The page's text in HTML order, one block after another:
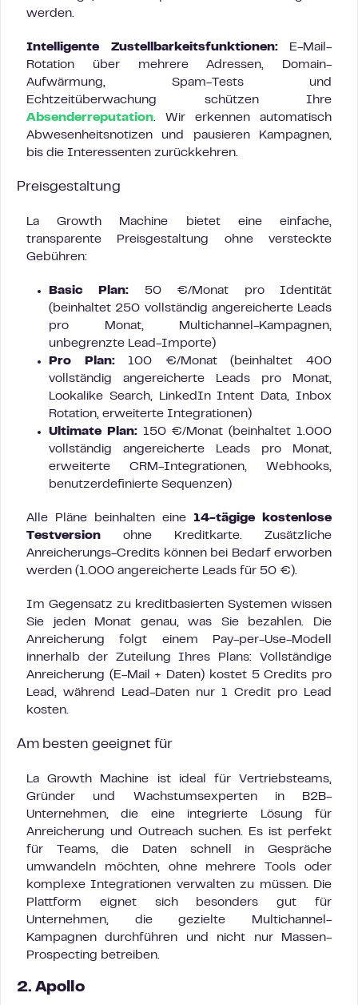
werden.
Intelligente Zustellbarkeitsfunktionen:E-Mail-
Rotation über mehrere Adressen, Domain-
Aufwärmung, Spam-Tests und
Echtzeitüberwachung schützen Ihre
Absenderreputation. Wir erkennen automatisch
Abwesenheitsnotizen und pausieren Kampagnen,
bis die Interessenten zurückkehren.
Preisgestaltung
La Growth Machine bietet eine einfache,
transparente Preisgestaltung ohne versteckte
Gebühren:
Basic Plan: 50 €/Monat pro Identität
(beinhaltet 250 vollständig angereicherte Leads
pro Monat, Multichannel-Kampagnen,
unbegrenzte Lead-Importe)
Pro Plan:100 €/Monat (beinhaltet 400
vollständig angereicherte Leads pro Monat,
Lookalike Search, LinkedIn Intent Data, Inbox
Rotation, erweiterte Integrationen)
Ultimate Plan:150 €/Monat (beinhaltet 1.000
vollständig angereicherte Leads pro Monat,
erweiterte CRM-Integrationen, Webhooks,
benutzerdefinierte Sequenzen)
Alle Pläne beinhalten eine 14-tägige kostenlose
Testversion ohne Kreditkarte. Zusätzliche
Anreicherungs-Credits können bei Bedarf erworben
werden (1.000 angereicherte Leads für 50 €).
Im Gegensatz zu kreditbasierten Systemen wissen
Sie jeden Monat genau, was Sie bezahlen. Die
Anreicherung folgt einem Pay-per-Use-Modell
innerhalb der Zuteilung Ihres Plans: Vollständige
Anreicherung (E-Mail + Daten) kostet 5 Credits pro
Lead, während Lead-Daten nur 1 Credit pro Lead
kosten.
Am besten geeignet für
La Growth Machine ist ideal für Vertriebsteams,
Gründer und Wachstumsexperten in B2B-
Unternehmen, die eine integrierte Lösung für
Anreicherung und Outreach suchen. Es ist perfekt
für Teams, die Daten schnell in Gespräche
umwandeln möchten, ohne mehrere Tools oder
komplexe Integrationen verwalten zu müssen. Die
Plattform eignet sich besonders gut für
Unternehmen, die gezielte Multichannel-
Kampagnen durchführen und nicht nur Massen-
Prospecting betreiben.
2. Apollo